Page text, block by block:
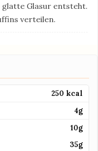
Glasur entsteht.
verteilen.
250 kcal
4g
10g
35g